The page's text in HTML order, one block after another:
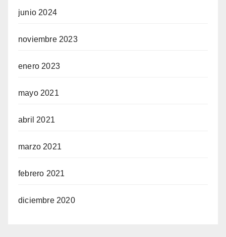
junio 2024
noviembre 2023
enero 2023
mayo 2021
abril 2021
marzo 2021
febrero 2021
diciembre 2020